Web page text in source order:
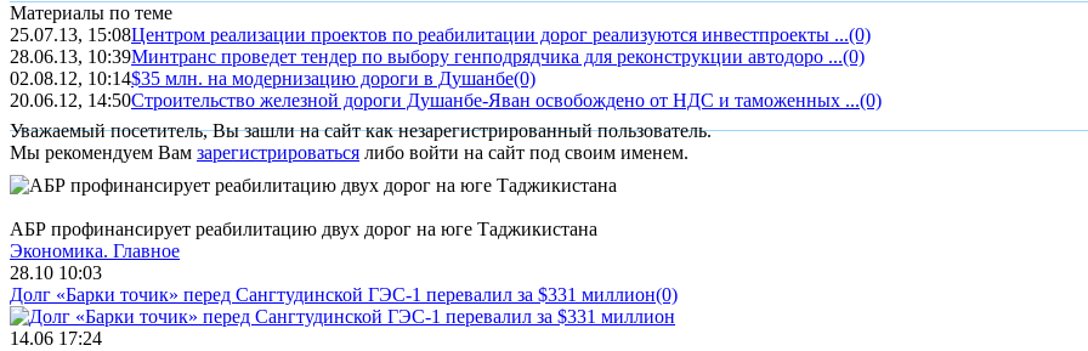
Материалы по теме
25.07.13, 15:08Центром реализации проектов по реабилитации дорог реализуются инвестпроекты ...(0)
28.06.13, 10:39Минтранс проведет тендер по выбору генподрядчика для реконструкции автодоро ...(0)
02.08.12, 10:14$35 млн. на модернизацию дороги в Душанбе(0)
20.06.12, 14:50Строительство железной дороги Душанбе-Яван освобождено от НДС и таможенных ...(0)
Уважаемый посетитель, Вы зашли на сайт как незарегистрированный пользователь.
Мы рекомендуем Вам зарегистрироваться либо войти на сайт под своим именем.
АБР профинансирует реабилитацию двух дорог на юге Таджикистана
Экономика. Главное
28.10 10:03
Долг «Барки точик» перед Сангтудинской ГЭС-1 перевалил за $331 миллион(0)
14.06 17:24